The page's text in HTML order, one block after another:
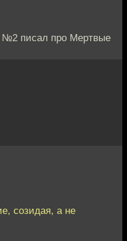
№2 писал про Мертвые
созидая, а не